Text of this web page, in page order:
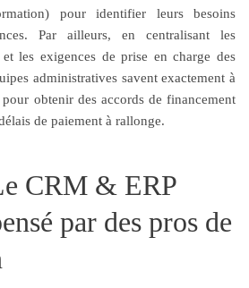
pour identifier leurs besoins
Par ailleurs, en centralisant les
les exigences de prise en charge des
administratives savent exactement à
obtenir des accords de financement
de paiement à rallonge.
CRM & ERP
par des pros de